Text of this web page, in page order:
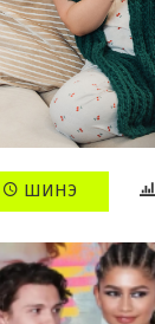
ШИНЭ